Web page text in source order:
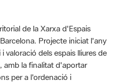
de la Xarxa d'Espais
Projecte iniciat l'any
valoració dels espais lliures de
amb la finalitat d'aportar
per a l'ordenació i